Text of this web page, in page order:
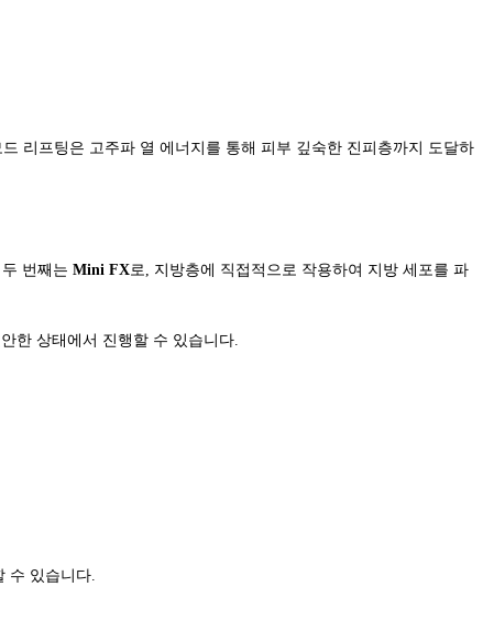
리프팅은 고주파 열 에너지를 통해 피부 깊숙한 진피층까지 도달하
번째는 Mini FX로, 지방층에 직접적으로 작용하여 지방 세포를 파
한 상태에서 진행할 수 있습니다.
수 있습니다.